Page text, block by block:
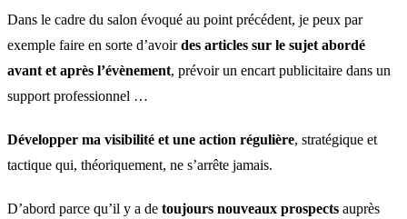
Dans le cadre du salon évoqué au point précédent, je peux par
exemple faire en sorte d’avoirdes articles sur le sujet abordé
avant et après l’évènement, prévoir un encart publicitaire dans un
support professionnel …
Développer ma visibilité et une action régulière, stratégique et
tactique qui, théoriquement, ne s’arrête jamais.
D’abord parce qu’il y a de toujours nouveaux prospects auprès